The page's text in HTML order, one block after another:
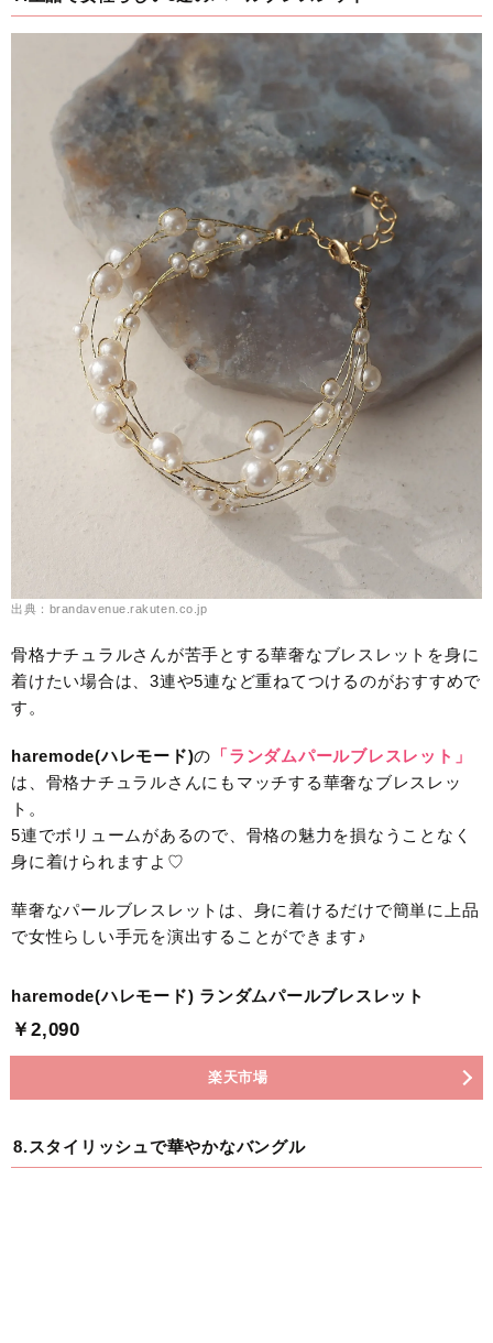
出典：brandavenue.rakuten.co.jp
骨格ナチュラルさんが苦手とする華奢なブレスレットを身に
着けたい場合は、3連や5連など重ねてつけるのがおすすめで
す。
haremode(ハレモード)の 「ランダムパールブレスレット」
は、骨格ナチュラルさんにもマッチする華奢なブレスレッ
ト。
5連でボリュームがあるので、骨格の魅力を損なうことなく
身に着けられますよ♡
華奢なパールブレスレットは、身に着けるだけで簡単に上品
で女性らしい手元を演出することができます♪
haremode(ハレモード) ランダムパールブレスレット
￥2,090
楽天市場
8.スタイリッシュで華やかなバングル